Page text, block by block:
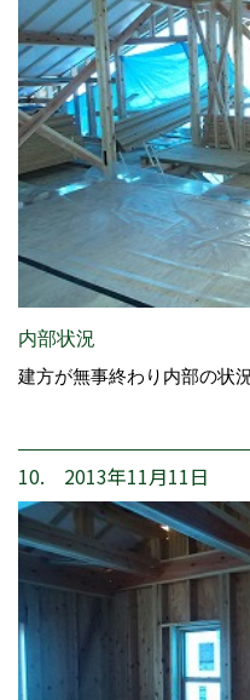
内部状況
建方が無事終わり内部の状況
10. 2013年11月11日